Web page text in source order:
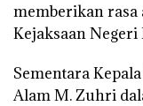
memberikan rasa
Kejaksaan Negeri
Sementara
Alam M. Zuhri